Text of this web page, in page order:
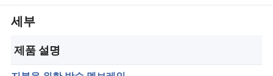
세부
제품 설명